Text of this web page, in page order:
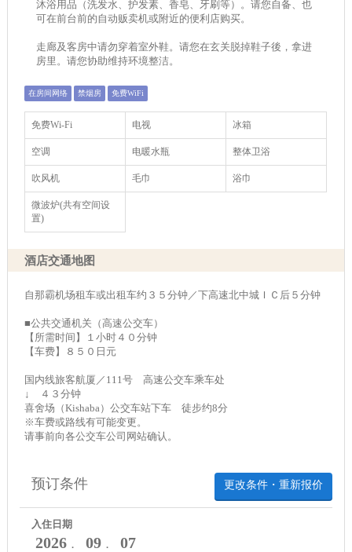
沐浴用品（洗发水、护发素、香皂、牙刷等）。请您自备、也
可在前台前的自动贩卖机或附近的便利店购买。
走廊及客房中请勿穿着室外鞋。请您在玄关脱掉鞋子後，拿进
房里。请您协助维持环境整洁。
在房间网络 禁烟房 免费WiFi
免费Wi-Fi 电视 冰箱
空调 电暖水瓶 整体卫浴
吹风机 毛巾 浴巾
微波炉(共有空间设
置)
酒店交通地图
自那霸机场租车或出租车约３５分钟／下高速北中城ＩＣ后５分钟
■公共交通机关（高速公交车）
【所需时间】１小时４０分钟
【车费】８５０日元
国内线旅客航厦／111号 高速公交车乘车处
↓ ４３分钟
喜舍场（Kishaba）公交车站下车 徒步约8分
※车费或路线有可能变更。
请事前向各公交车公司网站确认。
更改条件・重新报价
预订条件
入住日期
2026． 09． 07